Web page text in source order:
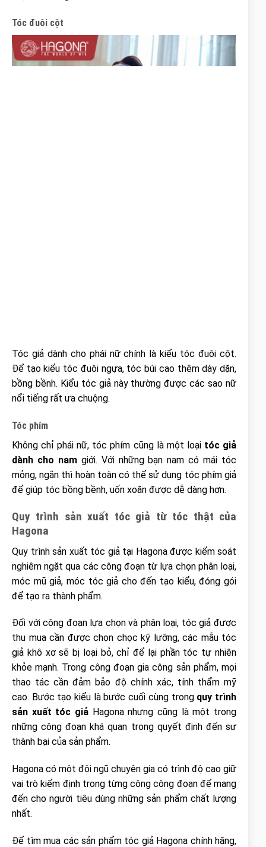
Tóc đuôi cột
Tóc giả dành cho phái nữ chính là kiểu tóc đuôi cột.
Để tạo kiểu tóc đuôi ngựa, tóc búi cao thêm dày dặn,
bồng bềnh. Kiểu tóc giả này thường được các sao nữ
nổi tiếng rất ưa chuộng.
Tóc phím
Không chỉ phái nữ, tóc phím cũng là một loại tóc giả
dành cho nam giới. Với những bạn nam có mái tóc
mỏng, ngắn thì hoàn toàn có thể sử dụng tóc phím giả
để giúp tóc bồng bềnh, uốn xoăn được dễ dàng hơn.
Quy trình sản xuất tóc giả từ tóc thật của
Hagona
Quy trình sản xuất tóc giả tại Hagona được kiểm soát
nghiêm ngặt qua các công đoạn từ lựa chọn phân loại,
móc mũ giả, móc tóc giả cho đến tạo kiểu, đóng gói
để tạo ra thành phẩm.
Đối với công đoạn lựa chọn và phân loại, tóc giả được
thu mua cần được chọn chọc kỹ lưỡng, các mẫu tóc
giả khô xơ sẽ bị loại bỏ, chỉ để lại phần tóc tự nhiên
khỏe mạnh. Trong công đoạn gia công sản phẩm, mọi
thao tác cần đảm bảo độ chính xác, tính thẩm mỹ
cao. Bước tạo kiểu là bước cuối cùng trong quy trình
sản xuất tóc giả Hagona nhưng cũng là một trong
những công đoạn khá quan trọng quyết định đến sự
thành bại của sản phẩm.
Hagona có một đội ngũ chuyên gia có trình độ cao giữ
vai trò kiểm định trong từng công công đoạn để mang
đến cho người tiêu dùng những sản phẩm chất lượng
nhất.
Để tìm mua các sản phẩm tóc giả Hagona chính hãng,